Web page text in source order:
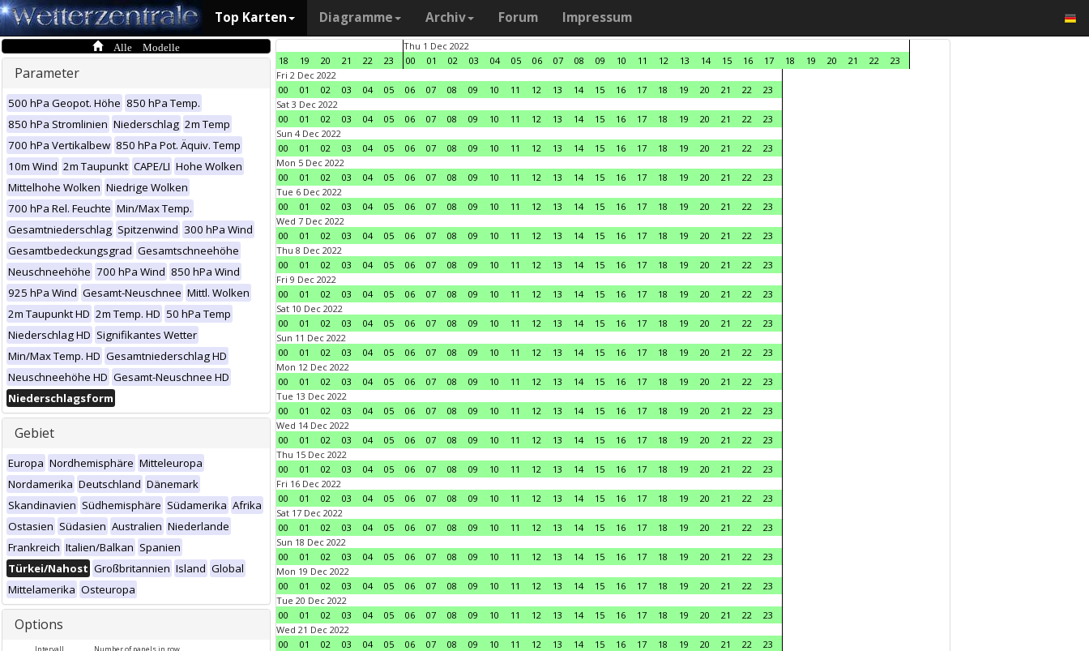
Top Karten Diagramme Archiv Forum Impressum
Alle Modelle
Parameter
500 hPa Geopot. Höhe 850 hPa Temp.
850 hPa Stromlinien Niederschlag 2m Temp
700 hPa Vertikalbew 850 hPa Pot. Äquiv. Temp
10m Wind 2m Taupunkt CAPE/LI Hohe Wolken
Mittelhohe Wolken Niedrige Wolken
700 hPa Rel. Feuchte Min/Max Temp.
Gesamtniederschlag Spitzenwind 300 hPa Wind
Gesamtbedeckungsgrad Gesamtschneehöhe
Neuschneehöhe 700 hPa Wind 850 hPa Wind
925 hPa Wind Gesamt-Neuschnee Mittl. Wolken
2m Taupunkt HD 2m Temp. HD 50 hPa Temp
Niederschlag HD Signifikantes Wetter
Min/Max Temp. HD Gesamtniederschlag HD
Neuschneehöhe HD Gesamt-Neuschnee HD
Niederschlagsform
Gebiet
Europa Nordhemisphäre Mitteleuropa
Nordamerika Deutschland Dänemark
Skandinavien Südhemisphäre Südamerika Afrika
Ostasien Südasien Australien Niederlande
Frankreich Italien/Balkan Spanien
Türkei/Nahost Großbritannien Island Global
Mittelamerika Osteuropa
Options
18 19 20 21 22 23
Thu 1 Dec 2022
00
01 02 03 04 05 06 07 08 09 10 11 12 13 14 15 16 17 18 19 20 21 22
23
Fri 2 Dec 2022
00
01 02 03 04 05 06 07 08 09 10 11 12 13 14 15 16 17 18 19 20 21 22
23
Sat 3 Dec 2022
00
01 02 03 04 05 06 07 08 09 10 11 12 13 14 15 16 17 18 19 20 21 22
23
Sun 4 Dec 2022
00
01 02 03 04 05 06 07 08 09 10 11 12 13 14 15 16 17 18 19 20 21 22
23
Mon 5 Dec 2022
00
01 02 03 04 05 06 07 08 09 10 11 12 13 14 15 16 17 18 19 20 21 22
23
Tue 6 Dec 2022
00
01 02 03 04 05 06 07 08 09 10 11 12 13 14 15 16 17 18 19 20 21 22
23
Wed 7 Dec 2022
00
01 02 03 04 05 06 07 08 09 10 11 12 13 14 15 16 17 18 19 20 21 22
23
Thu 8 Dec 2022
00
01 02 03 04 05 06 07 08 09 10 11 12 13 14 15 16 17 18 19 20 21 22
23
Fri 9 Dec 2022
00
01 02 03 04 05 06 07 08 09 10 11 12 13 14 15 16 17 18 19 20 21 22
23
Sat 10 Dec 2022
00
01 02 03 04 05 06 07 08 09 10 11 12 13 14 15 16 17 18 19 20 21 22
23
Sun 11 Dec 2022
00
01 02 03 04 05 06 07 08 09 10 11 12 13 14 15 16 17 18 19 20 21 22
23
Mon 12 Dec 2022
00
01 02 03 04 05 06 07 08 09 10 11 12 13 14 15 16 17 18 19 20 21 22
23
Tue 13 Dec 2022
00
01 02 03 04 05 06 07 08 09 10 11 12 13 14 15 16 17 18 19 20 21 22
23
Wed 14 Dec 2022
00
01 02 03 04 05 06 07 08 09 10 11 12 13 14 15 16 17 18 19 20 21 22
23
Thu 15 Dec 2022
00
01 02 03 04 05 06 07 08 09 10 11 12 13 14 15 16 17 18 19 20 21 22
23
Fri 16 Dec 2022
00
01 02 03 04 05 06 07 08 09 10 11 12 13 14 15 16 17 18 19 20 21 22
23
Sat 17 Dec 2022
00
01 02 03 04 05 06 07 08 09 10 11 12 13 14 15 16 17 18 19 20 21 22
23
Sun 18 Dec 2022
00
01 02 03 04 05 06 07 08 09 10 11 12 13 14 15 16 17 18 19 20 21 22
23
Mon 19 Dec 2022
00
01 02 03 04 05 06 07 08 09 10 11 12 13 14 15 16 17 18 19 20 21 22
23
Tue 20 Dec 2022
00
01 02 03 04 05 06 07 08 09 10 11 12 13 14 15 16 17 18 19 20 21 22
23
Wed 21 Dec 2022
00
01 02 03 04 05 06 07 08 09 10 11 12 13 14 15 16 17 18 19 20 21 22
23